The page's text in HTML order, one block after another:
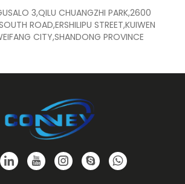
3,QILU CHUANGZHI PARK,2600
ROAD,ERSHILIPU STREET,KUIWEN
CITY,SHANDONG PROVINCE